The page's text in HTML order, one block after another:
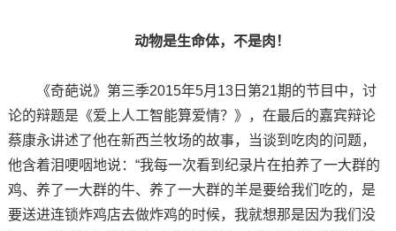
动物是生命体，不是肉！
《奇葩说》第三季2015年5月13日第21期的节目中，讨
论的辩题是《爱上人工智能算爱情？》，在最后的嘉宾辩论
蔡康永讲述了他在新西兰牧场的故事，当谈到吃肉的问题，
他含着泪哽咽地说：“我每一次看到纪录片在拍养了一大群的
鸡、养了一大群的牛、养了一大群的羊是要给我们吃的，是
要送进连锁炸鸡店去做炸鸡的时候，我就想那是因为我们没